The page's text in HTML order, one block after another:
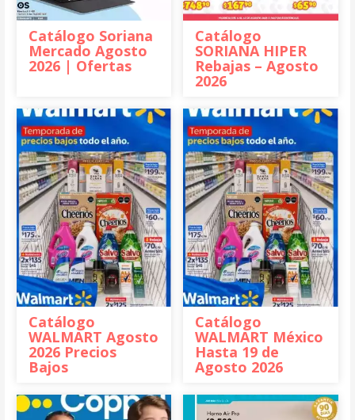
Catálogo Soriana
Mercado Agosto
2026 | Ofertas
Catálogo
SORIANA HIPER
Rebajas – Agosto
2026
Catálogo
WALMART Agosto
2026 Precios
Bajos
Catálogo
WALMART México
Hasta 19 de
Agosto 2026